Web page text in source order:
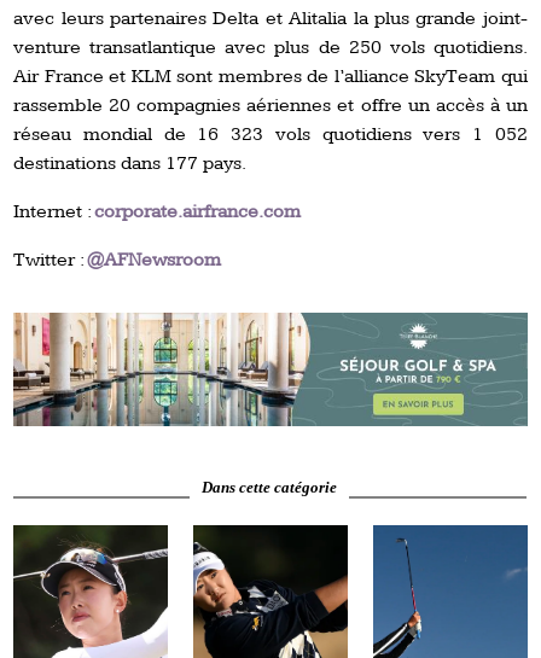
avec leurs partenaires Delta et Alitalia la plus grande joint-
venture transatlantique avec plus de 250 vols quotidiens.
Air France et KLM sont membres de l’alliance SkyTeam qui
rassemble 20 compagnies aériennes et offre un accès à un
réseau mondial de 16 323 vols quotidiens vers 1 052
destinations dans 177 pays.
Internet :corporate.airfrance.com
Twitter :@AFNewsroom
Dans cette catégorie